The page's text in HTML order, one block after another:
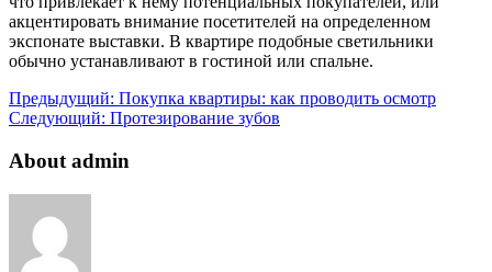
акцентировать внимание посетителей на определенном
экспонате выставки. В квартире подобные светильники
обычно устанавливают в гостиной или спальне.
Предыдущий: Покупка квартиры: как проводить осмотр
Следующий: Протезирование зубов
About admin